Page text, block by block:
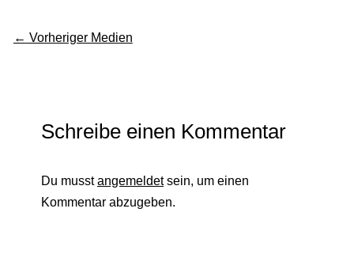
← Vorheriger Medien
Schreibe einen Kommentar
Du musstangemeldetsein, um einen
Kommentar abzugeben.